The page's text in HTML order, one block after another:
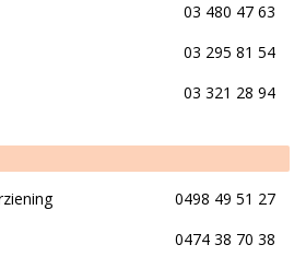
03 480 47 63
03 295 81 54
03 321 28 94
0498 49 51 27
0474 38 70 38